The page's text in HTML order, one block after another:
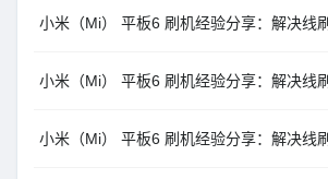
小米（Mi） 平板6 刷机经验分享：解决线
小米（Mi） 平板6 刷机经验分享：解决
小米（Mi） 平板6 刷机经验分享：解决线